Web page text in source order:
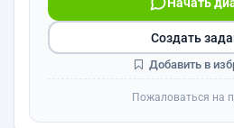
Создать
Добавить в
Пожаловаться на